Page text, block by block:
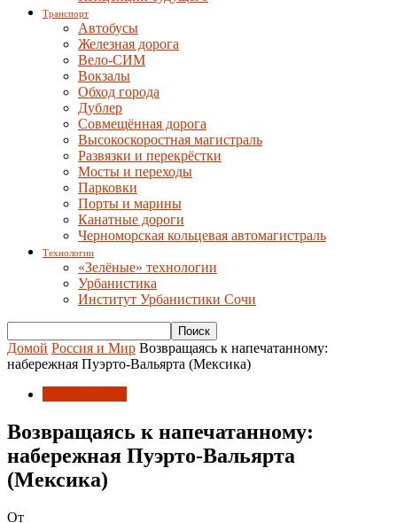
Транспорт
Автобусы
Железная дорога
Вело-СИМ
Вокзалы
Обход города
Дублер
Совмещённая дорога
Высокоскоростная магистраль
Развязки и перекрёстки
Мосты и переходы
Парковки
Порты и марины
Канатные дороги
Черноморская кольцевая автомагистраль
Технологии
«Зелёные» технологии
Урбанистика
Институт Урбанистики Сочи
Домой Россия и Мир Возвращаясь к напечатанному:
набережная Пуэрто-Вальярта (Мексика)
Возвращаясь к напечатанному:
набережная Пуэрто-Вальярта
(Мексика)
От